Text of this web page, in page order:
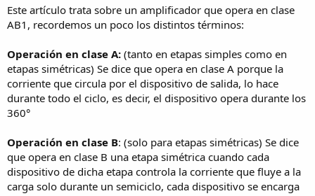
Este artículo trata sobre un amplificador que opera en clase
AB1, recordemos un poco los distintos términos:
Operación en clase A: (tanto en etapas simples como en
etapas simétricas) Se dice que opera en clase A porque la
corriente que circula por el dispositivo de salida, lo hace
durante todo el ciclo, es decir, el dispositivo opera durante los
360°
Operación en clase B: (solo para etapas simétricas) Se dice
que opera en clase B una etapa simétrica cuando cada
dispositivo de dicha etapa controla la corriente que fluye a la
carga solo durante un semiciclo, cada dispositivo se encarga